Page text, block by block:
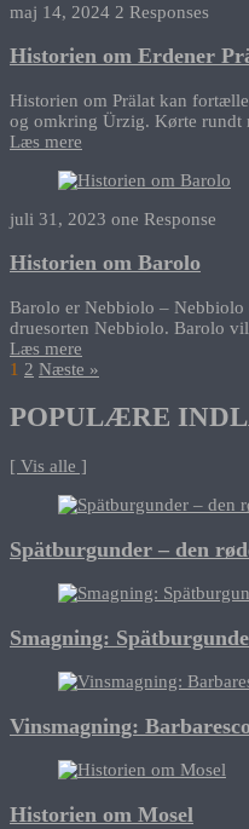
maj 14, 2024 2 Responses
Historien om Erdener
Historien om Prälat kan
og omkring Ürzig. Kørte rundt
Læs mere
juli 31, 2023 one Response
Historien om Barolo
Barolo er Nebbiolo – Nebbiolo
druesorten Nebbiolo. Barolo
Læs mere
1 2 Næste »
POPULÆRE
[ Vis alle ]
Spätburgunder – den
Smagning:
Vinsmagning:
Historien om Mosel